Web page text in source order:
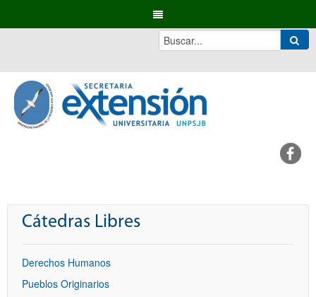
Cátedras Libres
Derechos Humanos
Pueblos Originarios